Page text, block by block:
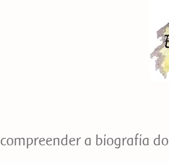
compreender a biografia do